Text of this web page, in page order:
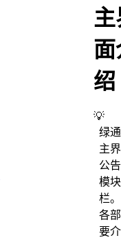
主
面
绍
💡
绿
主
公
模
栏
各
要